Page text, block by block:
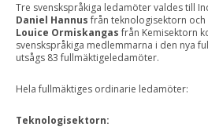
Tre svenskspråkiga ledamöter valdes till
Daniel Hannusfrån teknologisektorn och
Louice Ormiskangasfrån Kemisektorn
svenskspråkiga medlemmarna i den nya
utsågs 83 fullmäktigeledamöter.
Hela fullmäktiges ordinarie ledamöter:
Teknologisektorn: